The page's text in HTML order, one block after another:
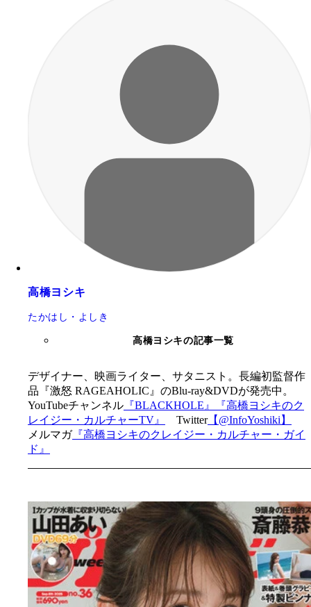
高橋ヨシキ
たかはし・よしき
高橋ヨシキの記事一覧
デザイナー、映画ライター、サタニスト。長編初監督作
品『激怒 RAGEAHOLIC』のBlu-ray&DVDが発売中。
YouTubeチャンネル 『BLACKHOLE』
『高橋ヨシキのク
レイジー・カルチャーTV』
Twitter【@InfoYoshiki】
メルマガ『高橋ヨシキのクレイジー・カルチャー・ガイ
ド』